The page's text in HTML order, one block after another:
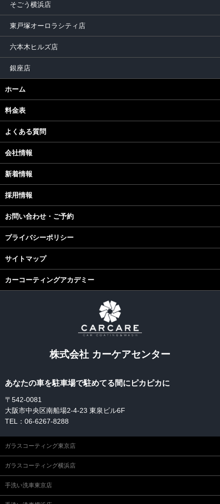
そごう横浜店
東戸塚オーロラシティ店
六本木ヒルズ店
銀座店
ホーム
料金表
よくある質問
会社情報
新着情報
採用情報
お問い合わせ・ご予約
プライバシーポリシー
サイトマップ
カーコーティングアカデミー
株式会社 カーケアセンター
あなたの車を駐車場で駐めてる間にピカピカに
〒542-0081
大阪市中央区南船場2-4-23 東泉ビル6F
TEL：06-6267-8288
ガラスコーティング東京店
ガラスコーティング横浜店
手洗い洗車東京店